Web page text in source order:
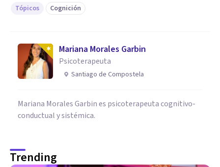
Tópicos Cognición
Mariana Morales Garbin
Psicoterapeuta
Santiago de Compostela
Mariana Morales Garbin es psicoterapeuta cognitivo-
conductual y sistémica.
Trending